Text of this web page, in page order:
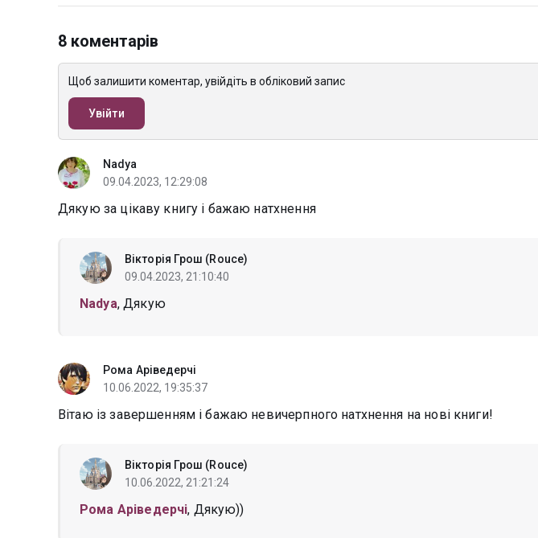
8 коментарів
Щоб залишити коментар, увійдіть в обліковий запис
Увійти
Nadya
09.04.2023, 12:29:08
Дякую за цікаву книгу і бажаю натхнення
Вікторія Грош (Rouce)
09.04.2023, 21:10:40
Nadya, Дякую
Рома Аріведерчі
10.06.2022, 19:35:37
Вітаю із завершенням і бажаю невичерпного натхнення на нові книги!
Вікторія Грош (Rouce)
10.06.2022, 21:21:24
Рома Аріведерчі, Дякую))